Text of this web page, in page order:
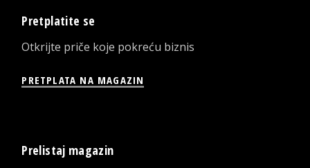
Pretplatite se
Otkrijte priče koje pokreću biznis
PRETPLATA NA MAGAZIN
Prelistaj magazin